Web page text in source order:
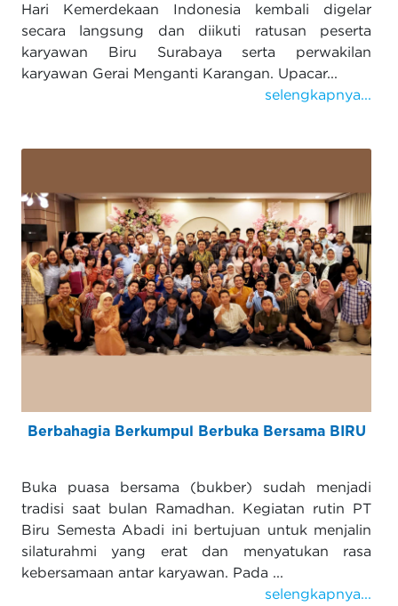
Hari Kemerdekaan Indonesia kembali digelar
secara langsung dan diikuti ratusan peserta
karyawan Biru Surabaya serta perwakilan
karyawan Gerai Menganti Karangan. Upacar...
selengkapnya...
Berbahagia Berkumpul Berbuka Bersama BIRU
Buka puasa bersama (bukber) sudah menjadi
tradisi saat bulan Ramadhan. Kegiatan rutin PT
Biru Semesta Abadi ini bertujuan untuk menjalin
silaturahmi yang erat dan menyatukan rasa
kebersamaan antar karyawan. Pada ...
selengkapnya...